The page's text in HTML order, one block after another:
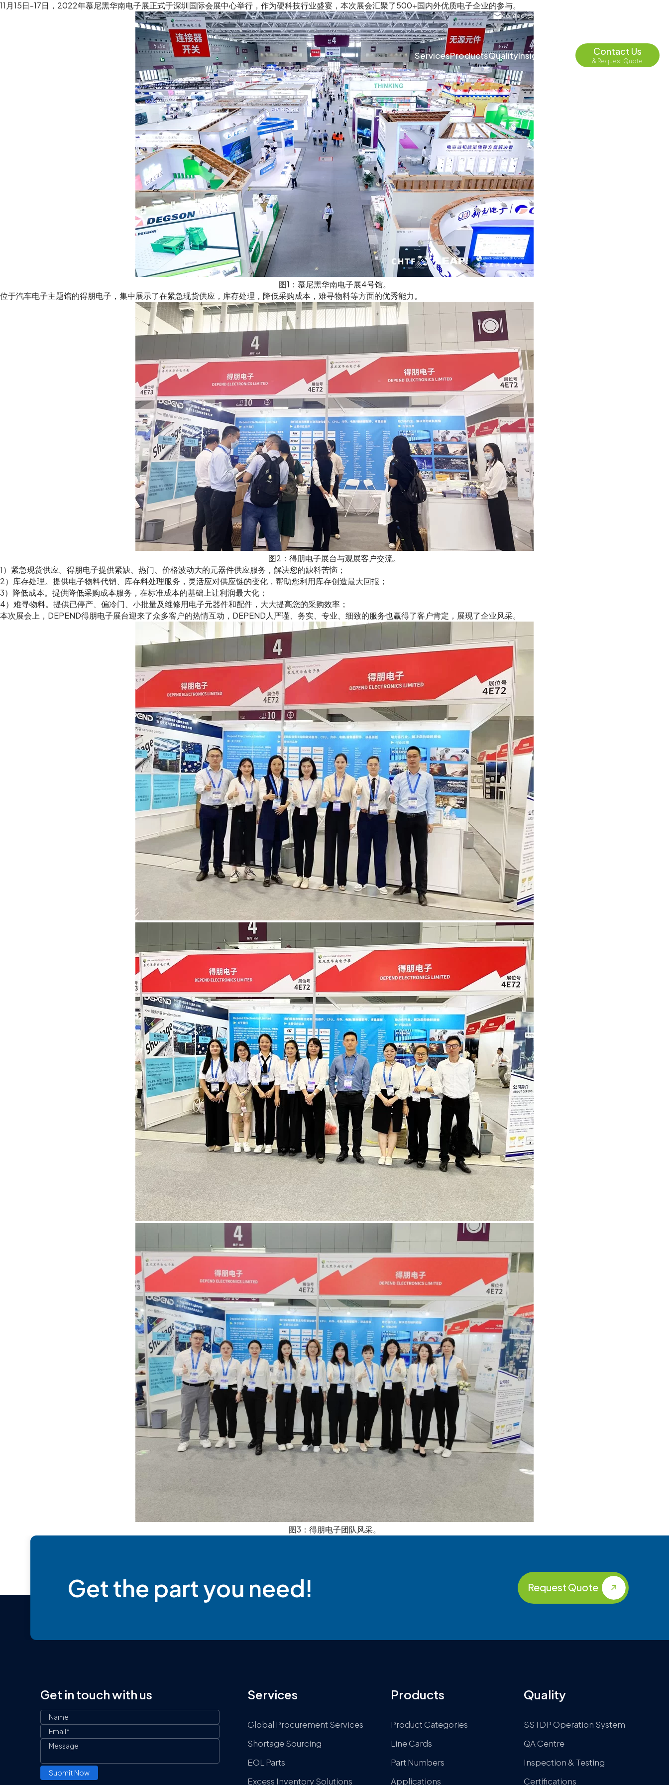
contact@depend-ele.com
ServicesProductsQualityInsights Contact Us
& Request Quote
11月15日-17日，2022年慕尼黑华南电子展正式于深圳国际会展中心举行，作为硬科技行业盛宴，本次展会汇聚了500+国内外优质电子企业的参与。
图1：慕尼黑华南电子展4号馆。
位于汽车电子主题馆的得朋电子，集中展示了在紧急现货供应，库存处理，降低采购成本，难寻物料等方面的优秀能力。
图2：得朋电子展台与观展客户交流。
1）紧急现货供应。得朋电子提供紧缺、热门、价格波动大的元器件供应服务，解决您的缺料苦恼；
2）库存处理。提供电子物料代销、库存料处理服务，灵活应对供应链的变化，帮助您利用库存创造最大回报；
3）降低成本。提供降低采购成本服务，在标准成本的基础上让利润最大化；
4）难寻物料。提供已停产、偏冷门、小批量及维修用电子元器件和配件，大大提高您的采购效率；
本次展会上，DEPEND得朋电子展台迎来了众多客户的热情互动，DEPEND人严谨、务实、专业、细致的服务也赢得了客户肯定，展现了企业风采。
图3：得朋电子团队风采。
Get the part you need! Request Quote
Get in touch with us Services
Global Procurement Services
Shortage Sourcing
EOL Parts
Excess Inventory Solutions
Products
Product Categories
Line Cards
Part Numbers
Applications
Quality
SSTDP Operation System
QA Centre
Inspection & Testing
Certifications